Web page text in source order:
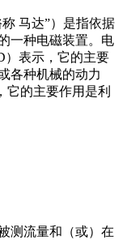
称 马达”）是指依据
一种电磁装置。电
）表示，它的主要
各种机械的动力
它的主要作用是利
测流量和（或）在